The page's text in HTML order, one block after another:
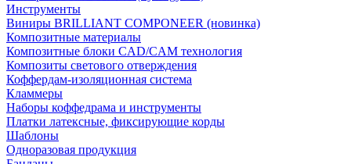
Инструменты
Виниры BRILLIANT COMPONEER (новинка)
Композитные материалы
Композитные блоки CAD/СAM технология
Композиты светового отверждения
Коффердам-изоляционная система
Кламмеры
Наборы коффедрама и инструменты
Платки латексные, фиксирующие корды
Шаблоны
Одноразовая продукция